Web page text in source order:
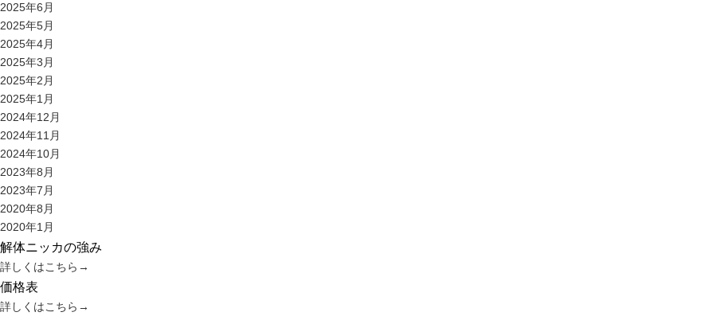
2025年6月
2025年5月
2025年4月
2025年3月
2025年2月
2025年1月
2024年12月
2024年11月
2024年10月
2023年8月
2023年7月
2020年8月
2020年1月
解体ニッカの強み
詳しくはこちら →
価格表
詳しくはこちら →